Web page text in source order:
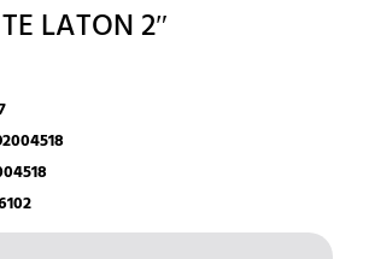
LATON 2″